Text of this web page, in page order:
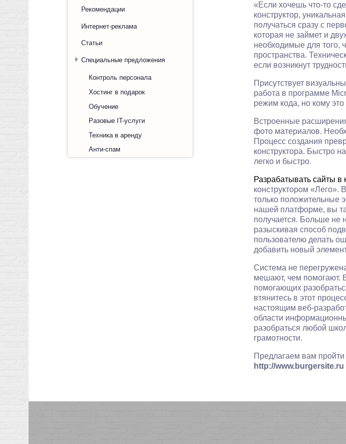
«Если хочешь что-то
конструктор,
получаться сразу с
которая не займет и
необходимые для того,
пространства.
если возникнут
Присутствует
работа в программе
режим кода, но кому
Встроенные
фото материалов.
Процесс создания
конструктора. Быстро
легко и быстро.
Разрабатывать сайты в
конструктором «Лего».
только положительные
нашей платформе, вы
получается. Больше не
разыскивая способ
пользователю делать
добавить новый
Система не
мешают, чем помогают.
помогающих
втянитесь в этот
настоящим веб-
области
разобраться любой
грамотности.
Предлагаем вам
http://www.burgersite.ru
Рекомендации
Интернет-реклама
Статьи
Специальные предложения
Контроль персонала
Хостинг в подарок
Обучение
Разовые IT-услуги
Техника в аренду
Анти-спам